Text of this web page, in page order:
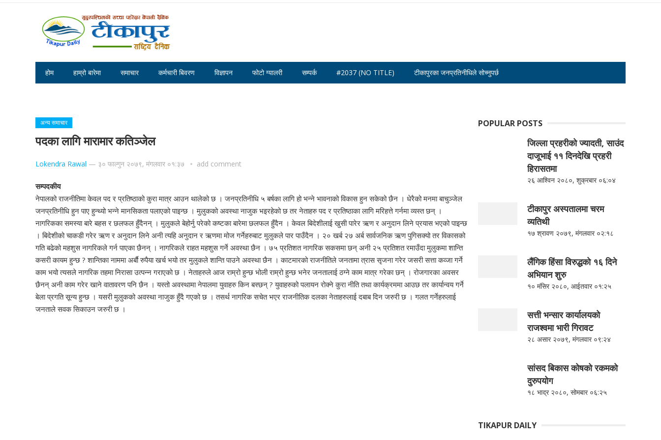
होम हाम्रो बारेमा समाचार कर्मचारी बिवरण विज्ञापन फोटो ग्यालरी सम्पर्क #2037 (NO TITLE) टीकापुरका जनप्रतिनीधिले सोच्नुपर्छ
अन्य समाचार
पदका लागि मारामार कतिञ्जेल
Lokendra Rawal — ३० फाल्गुन २०७९, मंगलवार ०१:३७ add comment
सम्पदकीय
नेपालको राजनीतिमा केवल पद र प्रतिष्ठाको कुरा मात्र आउन थालेको छ । जनप्रतिनीधि ५ बर्षका लागि हो भन्ने भावनाको विकास हुन सकेको छैन । धेरैको मनमा बाचुञ्जेल
जनप्रतिनीधि हुन पाए हुन्थ्यो भन्ने मानसिकता पलाएको पाइन्छ । मुलुकको अवस्था नाजुक भइरहेको छ तर नेताहरु पद र प्रतिष्ठाका लागि मरिहत्ते गर्नमा व्यस्त छन् ।
नागरिकका समस्या बारे बहस र छलफल हुँदैनन् । मुलुकले बेहोर्नु परेको कष्टका बारेमा छलफल हुँदैन । केवल बिदेशीलाई खुसी पारेर ऋण र अनुदान लिने प्रयास भएको पाइन्छ
। बिदेशीको चाकडी गरेर ऋण र अनुदान लिने अनी त्यहि अनुदान र ऋणमा मोज गर्नेहरुबाट मुलुकले पार पाउँदैन । २० खर्ब २७ अर्ब सार्वजनिक ऋण पुगिसक्यो तर विकासको
गति बढेको महशुस नागरिकले गर्न पाएका छैनन् । नागरिकले राहत महशुस गर्ने अवस्था छैन । ७५ प्रतिशत नागरिक सकसमा छन् अनी २५ प्रतिशत रमाउँदा मुलुकमा शान्ति
कसरी कायम हुन्छ ? शान्तिका नाममा अर्बाै रुपैया खर्च भयो तर मुलुकले शान्ति पाउने अवस्था छैन । काटमारको राजनीतिले जनतामा त्रास सृजना गरेर जसरी सत्ता कव्जा गर्ने
काम भयो त्यसले नागरिक तहमा निरासा उत्पन्न गराएको छ । नेताहरुले आज राम्रो हुन्छ भोली राम्रो हुन्छ भनेर जनतालाई ठग्ने काम मात्र गरेका छन् । रोजगारका अवसर
छैनन् अनी काम गरेर खाने वातावरण पनि छैन । यस्तो अवस्थामा नेपालमा युवाहरु किन बस्छन् ? युवाहरुको पलायन रोक्ने कुरा नीति तथा कार्यक्रममा आउछ तर कार्यान्वय गर्ने
बेला प्रगति सून्य हुन्छ । यसरी मुलुकको अवस्था नाजुक हुँदै गएको छ । तसर्थ नागरिक सचेत भएर राजनीतिक दलका नेताहरुलाई दबाब दिन जरुरी छ । गलत गर्नेहरुलाई
जनताले सवक सिकाउन जरुरी छ ।
POPULAR POSTS
जिल्ला प्रहरीको ज्यादती, साउंद
दाजूभाई ११ दिनदेखि प्रहरी
हिरासतमा
२६ आश्विन २०८०, शुक्रबार ०६:०४
टीकापुर अस्पतालमा चरम
व्यतिथी
१७ श्रावण २०७९, मंगलवार ०२:१८
लैंगिक हिंसा विरुद्धको १६ दिने
अभियान शुरु
१० मंसिर २०८०, आईतवार ०१:२५
सत्ती भन्सार कार्यालयको
राजश्वमा भारी गिरावट
२८ असार २०७९, मंगलवार ०९:२४
सांसद बिकास कोषको रकमको
दुरुपयोग
१८ भाद्र २०८०, सोमबार ०६:२५
TIKAPUR DAILY